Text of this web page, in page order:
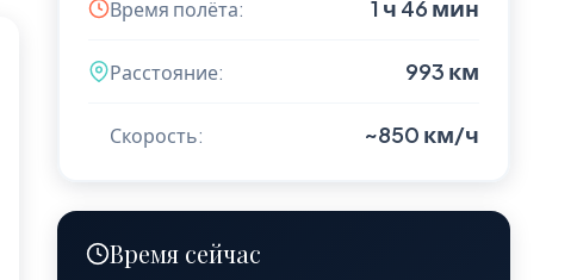
Время полёта: 1 ч 46 мин
Расстояние: 993 км
Скорость: ~850 км/ч
Время сейчас